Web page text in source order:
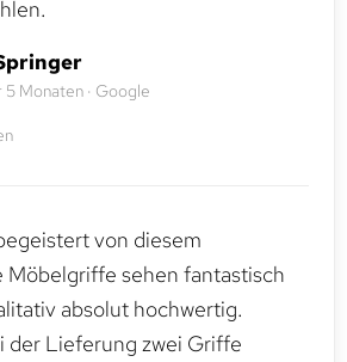
5 Monaten · Google
von diesem
sehen fantastisch
absolut hochwertig.
der Lieferung zwei Griffe